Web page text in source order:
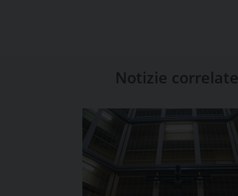
Notizie correlate